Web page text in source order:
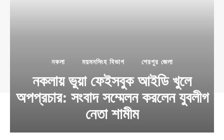
নকলা ময়মনসিংহ বিভাগ শেরপুর জেলা
নকলায় ভুয়া ফেইসবুক আইডি খুলে
অপপ্রচার: সংবাদ সম্মেলন করলেন যুবলীগ
নেতা শামীম